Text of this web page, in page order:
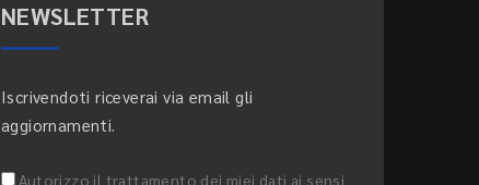
NEWSLETTER
Iscrivendoti riceverai via email gli
aggiornamenti.
Autorizzo il trattamento dei miei dati ai sensi